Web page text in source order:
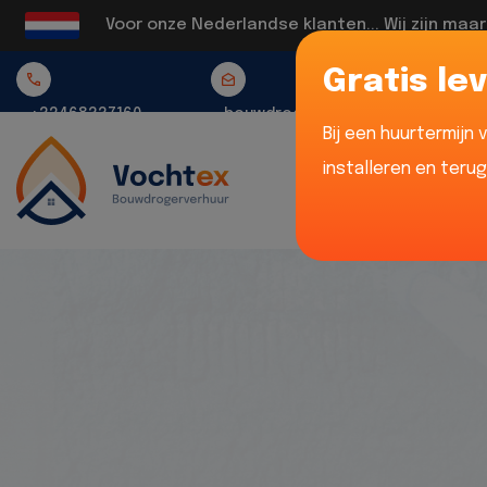
Voor onze Nederlandse klanten... Wij zijn
+32468337160 bouwdrogerverhuur@vochtex.be
Gratis
Bij een huurtermijn
installeren en